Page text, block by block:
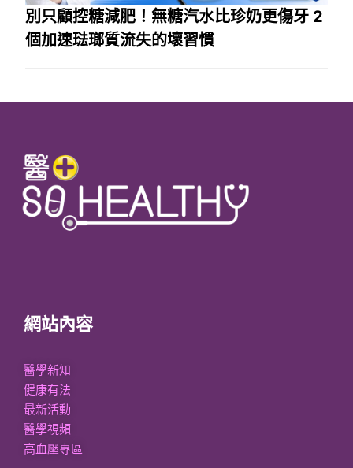
別只顧控糖減肥！無糖汽水比珍奶更傷牙 2
個加速琺瑯質流失的壞習慣
網站內容
醫學新知
健康有法
最新活動
醫學視頻
高血壓專區